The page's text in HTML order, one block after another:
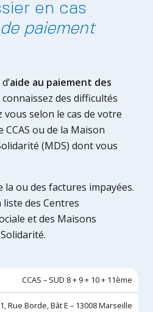
en cas
paiement
aide au paiement des
connaissez des difficultés
selon le cas de votre
ou de la Maison
(MDS) dont vous
la ou des factures impayées.
des Centres
et des Maisons
TELEPHONE
CCAS – SUD 8 + 9 + 10 + 11ème
Rue Borde, Bât E – 13008 Marseille